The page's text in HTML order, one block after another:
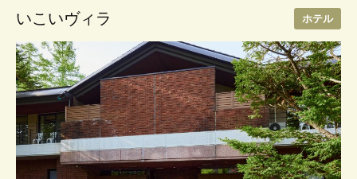
いこいヴィラ ホテル